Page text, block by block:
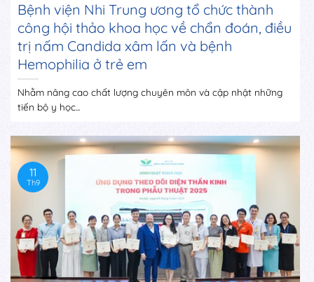
Bệnh viện Nhi Trung ương tổ chức thành
công hội thảo khoa học về chẩn đoán, điều
trị nấm Candida xâm lấn và bệnh
Hemophilia ở trẻ em
Nhằm nâng cao chất lượng chuyên môn và cập nhật những
tiến bộ y học...
11
Th9